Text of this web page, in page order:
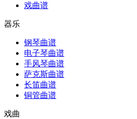
戏曲谱
器乐
钢琴曲谱
电子琴曲谱
手风琴曲谱
萨克斯曲谱
长笛曲谱
铜管曲谱
戏曲